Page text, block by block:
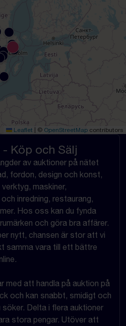
Leaflet | © OpenStreetMap contributors
Köp och Sälj
av auktioner på nätet
fordon, design och konst,
maskiner,
inredning, restaurang,
Hos oss kan du fynda
och göra bra affärer.
nytt, chansen är stor att vi
samma vara till ett bättre
med att handla på auktion på
och kan snabbt, smidigt och
söker. Delta i flera auktioner
stora pengar. Utöver att